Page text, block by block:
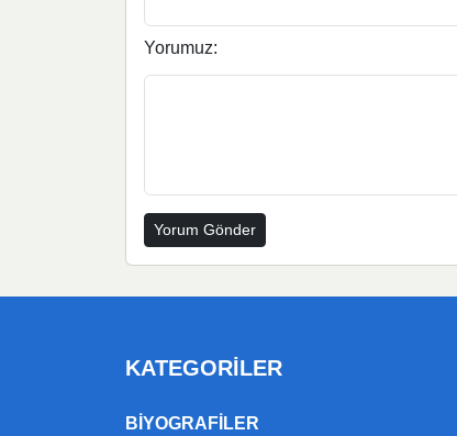
Yorumuz:
KATEGORILER
BIYOGRAFILER